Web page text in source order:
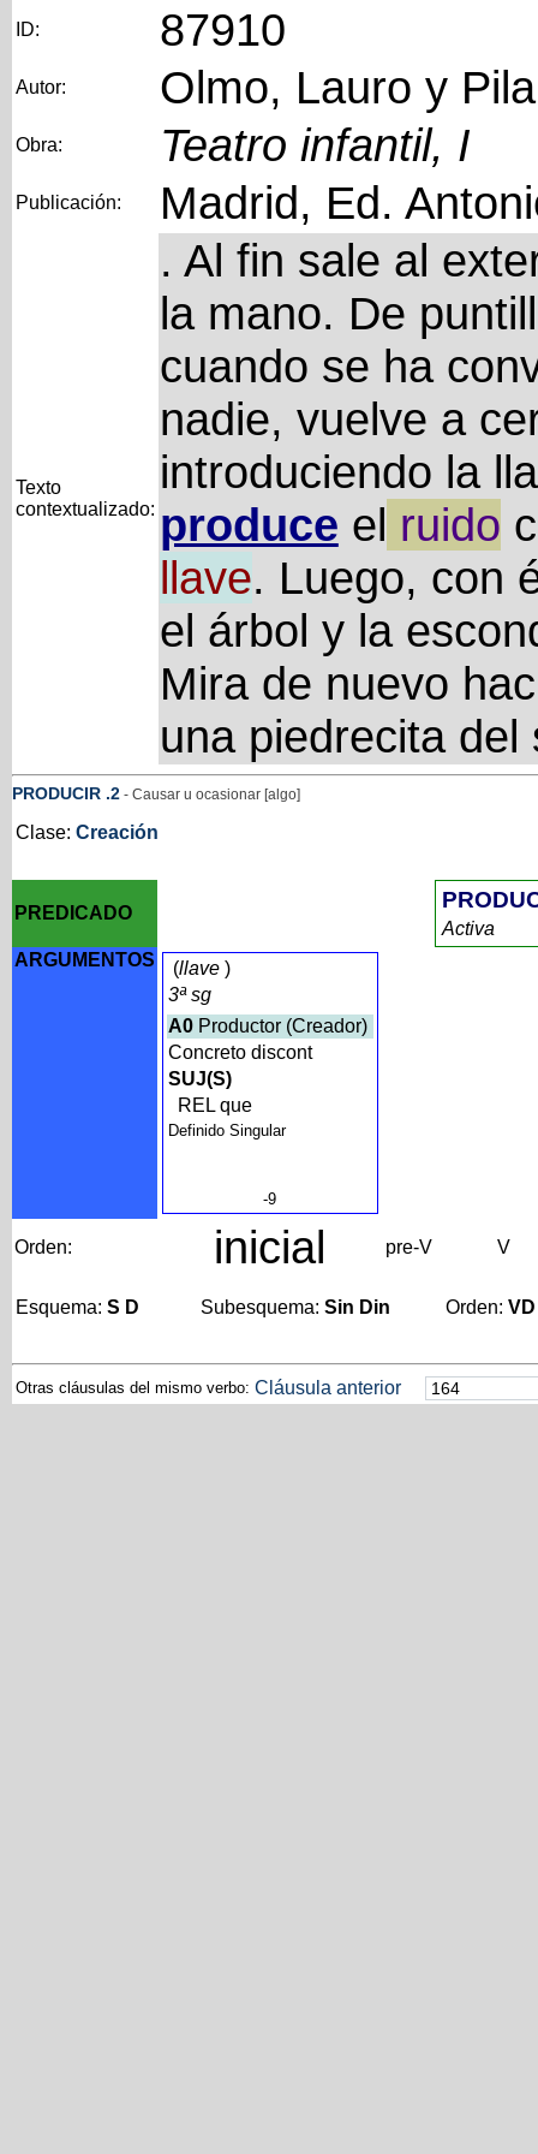
ID: 87910
Autor: Olmo, Lauro y
Obra: Teatro infantil, I
Publicación: Madrid, Ed.
Texto
contextualizado:
. Al fin sale al
la mano. De
cuando se ha
nadie, vuelve a
introduciendo la
produce el ruido
llave. Luego, con
el árbol y la
Mira de nuevo
una piedrecita
PRODUCIR .2- Causar u ocasionar [algo]
Clase: Creación
PREDICADO
Activa
ARGUMENTOS
(llave)
3ª sg
A0Productor (Creador)
Concreto discont
SUJ(S)
REL que
Definido Singular
-9
Orden: inicial pre-V V
Esquema: S D Subesquema: Sin Din Orden: VD
Otras cláusulas del mismo verbo: Cláusula anterior